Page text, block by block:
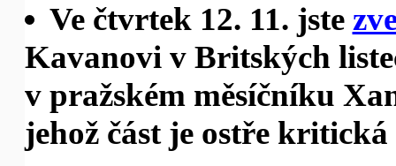
Ve čtvrtek 12. 11. jste
Kavanovi v Britských
v pražském měsíčníku
jehož část je ostře